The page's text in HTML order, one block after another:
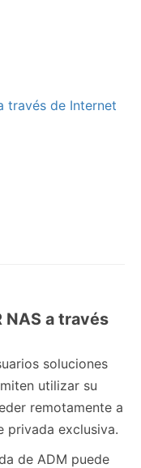
través de Internet
NAS a través
soluciones
utilizar su
remotamente a
privada exclusiva.
de ADM puede